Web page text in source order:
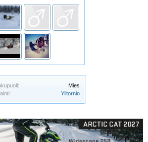
Mies
Ylitornio